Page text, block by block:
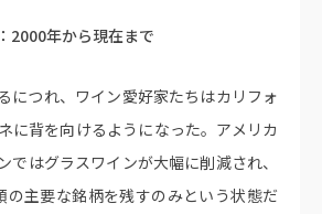
2000年から現在まで
につれ、ワイン愛好家たちはカリフォ
に背を向けるようになった。アメリカ
ではグラスワインが大幅に削減され、
の主要な銘柄を残すのみという状態だ